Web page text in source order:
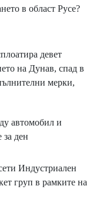
в област Русе?
девет
на Дунав, спад в
мерки,
автомобил и
за ден
Индустриален
груп в рамките на